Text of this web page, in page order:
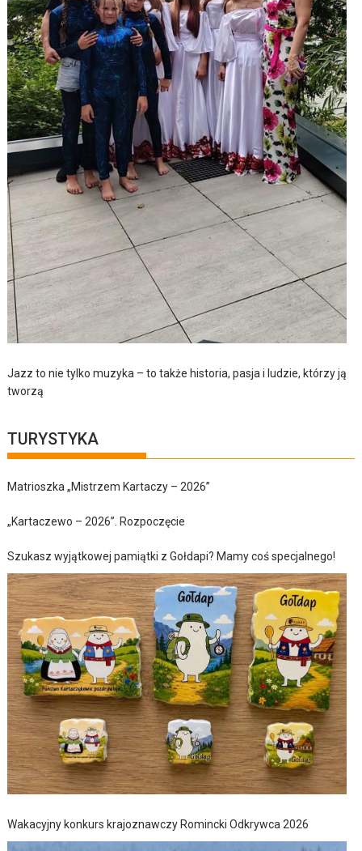
Jazz to nie tylko muzyka – to także historia, pasja i ludzie, którzy ją
tworzą
TURYSTYKA
Matrioszka „Mistrzem Kartaczy – 2026”
„Kartaczewo – 2026”. Rozpoczęcie
Szukasz wyjątkowej pamiątki z Gołdapi? Mamy coś specjalnego!
Wakacyjny konkurs krajoznawczy Romincki Odkrywca 2026